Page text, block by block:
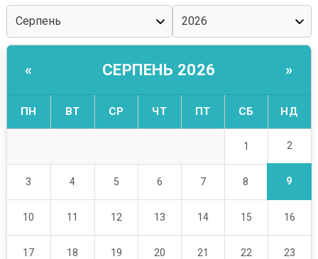
« СЕРПЕНЬ 2026 »
ПН ВТ СР ЧТ ПТ СБ НД
1 2
3 4 5 6 7 8 9
10 11 12 13 14 15 16
17 18 19 20 21 22 23